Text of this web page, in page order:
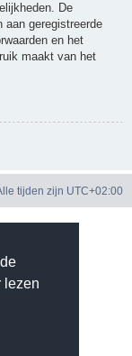
lezen
De
aan geregistreerde
en het
maakt van het
tijden zijn UTC+02:00
.
On |